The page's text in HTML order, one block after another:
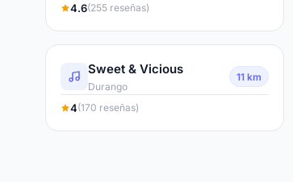
4.6(255 reseñas)
Sweet & Vicious
Durango
11 km
4(170 reseñas)